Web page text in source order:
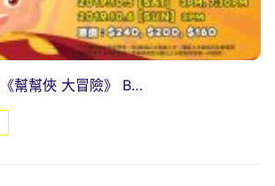
幫幫俠 大冒險》 B…